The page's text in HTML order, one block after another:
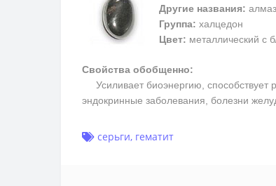
Другие названия:
Группа: халцедон
Цвет: металлический с
Свойства обобщенно:
Усиливает биоэнергию, способствует
эндокринные заболевания, болезни
серьги, гематит